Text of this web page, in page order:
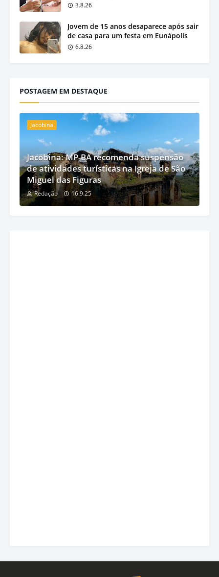
3.8.26
Jovem de 15 anos desaparece após sair
de casa para um festa em Eunápolis
6.8.26
POSTAGEM EM DESTAQUE
Jacobina
Jacobina: MP-BA recomenda suspensão
de atividades turísticas na Igreja de São
Miguel das Figuras
Redação 16.9.25